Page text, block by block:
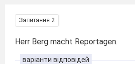
Запитання 2
Herr Berg macht Reportagen.
варіанти відповідей